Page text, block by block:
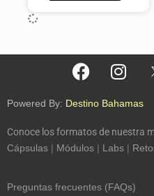
Powered By: Destino Bahamas
Conoce los formatos de nuestra
Cápsulas | Módulos | Labs |
Preguntas frecuentes (FAQs)